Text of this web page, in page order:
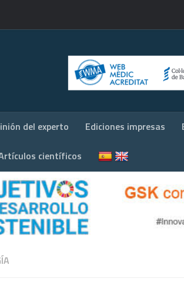
del experto Ediciones impresas
científicos